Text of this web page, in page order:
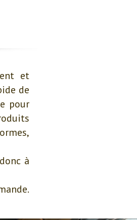
et
de
pour
à